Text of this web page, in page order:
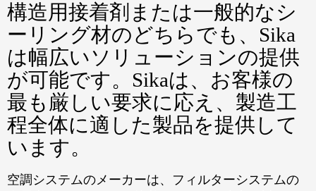
構造用接着剤または一般的なシ
ーリング材のどちらでも、Sika
は幅広いソリューションの提供
が可能です。Sikaは、お客様の
最も厳しい要求に応え、製造工
程全体に適した製品を提供して
います。
空調システムのメーカーは、フィルターシステムの